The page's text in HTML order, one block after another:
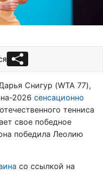
Снигур (WTA 77),
2026 сенсационно
тенниса
свое победное
победила Леолию
со ссылкой на